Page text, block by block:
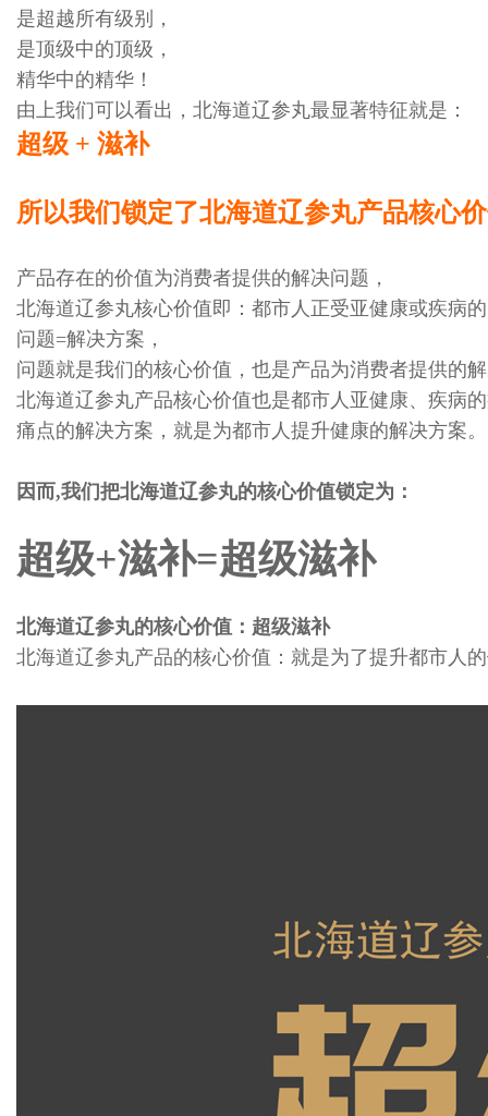
是超越所有级别，
是顶级中的顶级，
精华中的精华！
由上我们可以看出，北海道辽参丸最显著特征就是：
超级 + 滋补
所以我们锁定了北海道辽参丸产品核心
产品存在的价值为消费者提供的解决问题，
北海道辽参丸核心价值即：都市人正受亚健康或疾病
问题=解决方案，
问题就是我们的核心价值，也是产品为消费者提供的
北海道辽参丸产品核心价值也是都市人亚健康、疾病
痛点的解决方案，就是为都市人提升健康的解决方案。
因而,我们把北海道辽参丸的核心价值锁定为：
超级+滋补=超级滋补
北海道辽参丸的核心价值：超级滋补
北海道辽参丸产品的核心价值：就是为了提升都市人